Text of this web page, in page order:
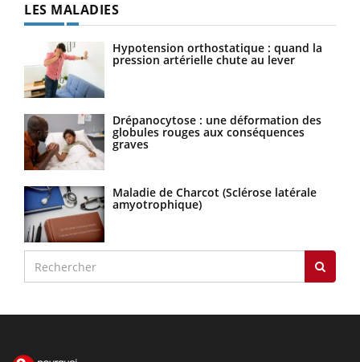
LES MALADIES
Hypotension orthostatique : quand la
pression artérielle chute au lever
Drépanocytose : une déformation des
globules rouges aux conséquences
graves
Maladie de Charcot (Sclérose latérale
amyotrophique)